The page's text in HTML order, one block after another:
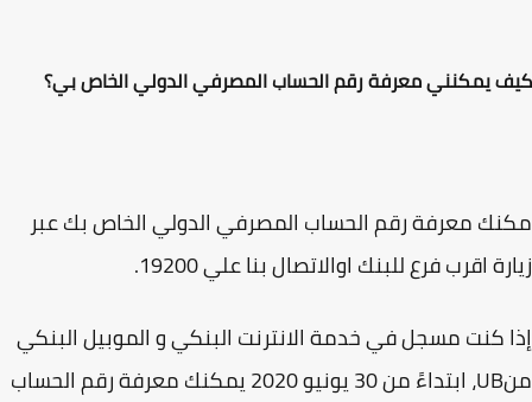
يمكنني معرفة رقم الحساب المصرفي الدولي الخاص بي؟
معرفة رقم الحساب المصرفي الدولي الخاص بك عبر
اقرب فرع للبنك اوالاتصال بنا علي 19200.
كنت مسجل في خدمة الانترنت البنكي و الموبيل البنكي
منUB، ابتداءً من 30 يونيو 2020 يمكنك معرفة رقم الحساب